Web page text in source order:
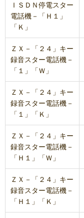
ＩＳＤＮ停電スター
電話機－「Ｈ１」
「Ｋ」
ＺＸ－「２４」キー
録音スター電話機－
「１」「Ｗ」
ＺＸ－「２４」キー
録音スター電話機－
「１」「Ｋ」
ＺＸ－「２４」キー
録音スター電話機－
「Ｈ１」「Ｗ」
ＺＸ－「２４」キー
録音スター電話機－
「Ｈ１」「Ｋ」